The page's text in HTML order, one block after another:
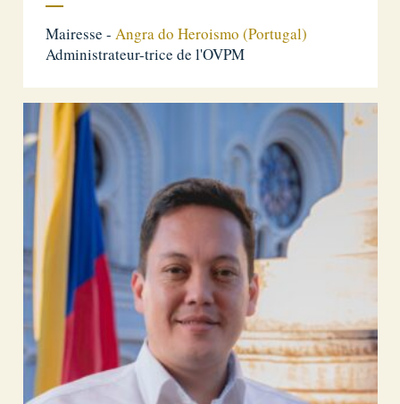
Mairesse - Angra do Heroismo (Portugal)
Administrateur-trice de l'OVPM